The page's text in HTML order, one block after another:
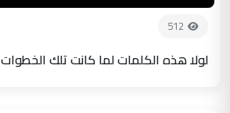
512
لولا هذه الكلمات لما كانت تلك الخطوات